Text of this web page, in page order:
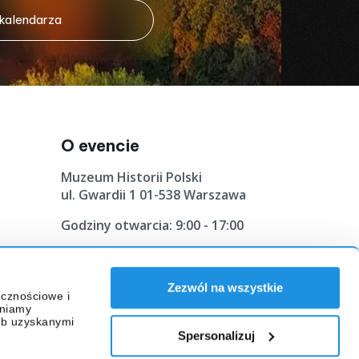
i
uzyskanymi
Zezwól na wszystkie
Spersonalizuj
O evencie
Muzeum Historii Polski
ul. Gwardii 1 01-538 Warszawa
Godziny otwarcia: 9:00 - 17:00
Instagram